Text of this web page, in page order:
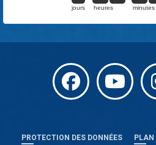
jours heures minutes
PROTECTION DES DONNÉES PLAN